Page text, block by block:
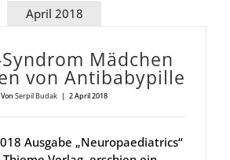
April 2018
Mäd­chen
von Anti­ba­by­pil­le
Von Serpil Budak | 2 April 2018
Ausgabe „Neuropaediatrics“